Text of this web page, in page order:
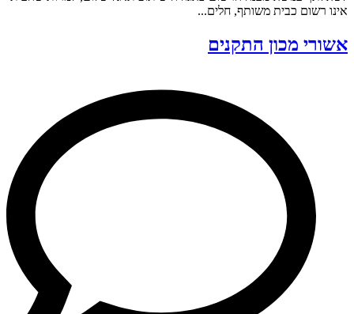
אינו רשום כבית משותף, חלים...
אשורי מכון התקנים